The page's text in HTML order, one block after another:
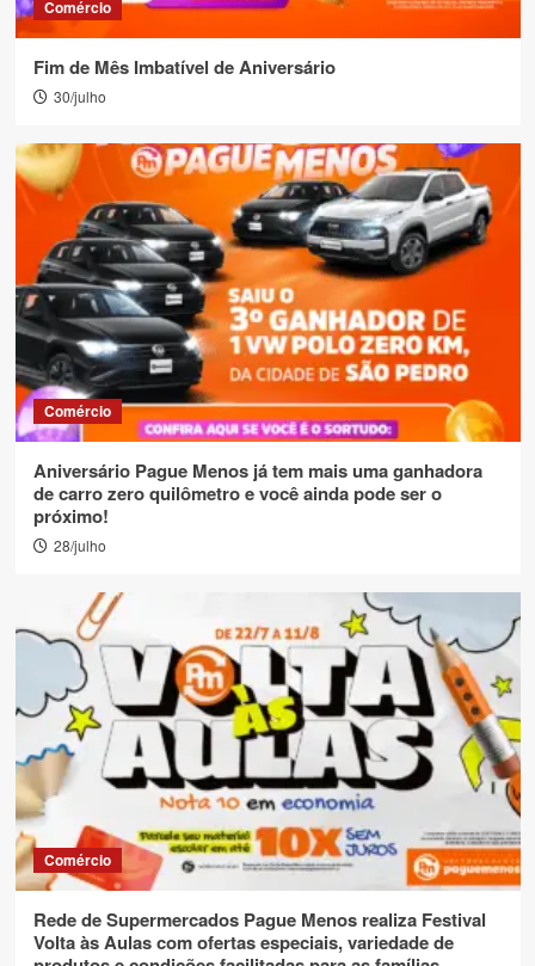
Comércio
Fim de Mês Imbatível de Aniversário
30/julho
Comércio
Aniversário Pague Menos já tem mais uma ganhadora
de carro zero quilômetro e você ainda pode ser o
próximo!
28/julho
Comércio
Rede de Supermercados Pague Menos realiza Festival
Volta às Aulas com ofertas especiais, variedade de